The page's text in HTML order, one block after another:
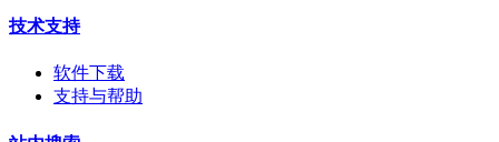
技术支持
软件下载
支持与帮助